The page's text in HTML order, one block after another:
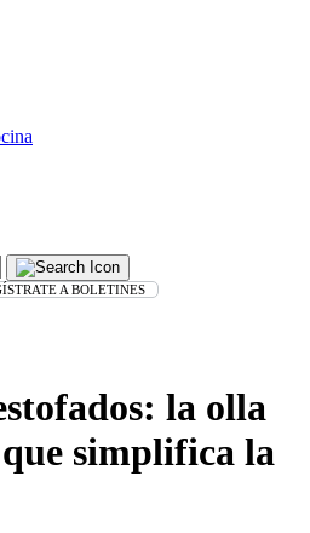
A BOLETINES
la olla
simplifica la